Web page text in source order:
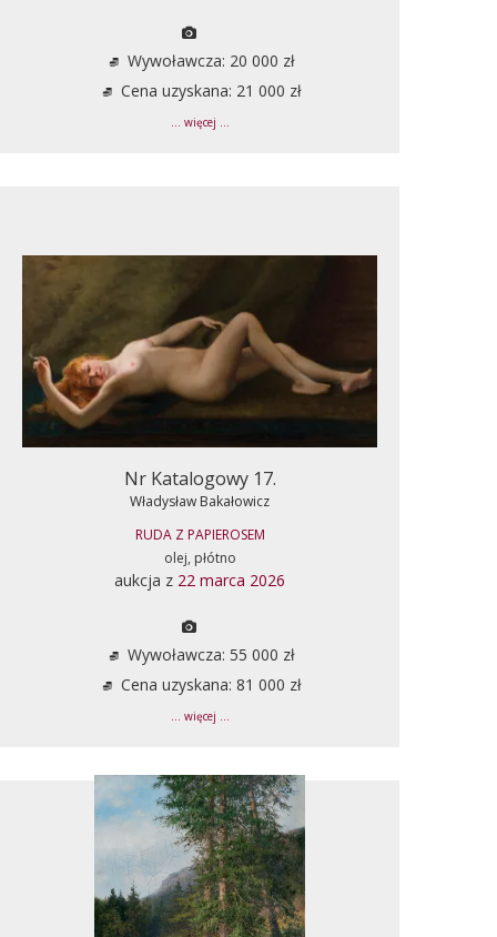
Wywoławcza: 20 000 zł
Cena uzyskana: 21 000 zł
... więcej ...
Nr Katalogowy 17.
Władysław Bakałowicz
RUDA Z PAPIEROSEM
olej, płótno
aukcja z 22 marca 2026
Wywoławcza: 55 000 zł
Cena uzyskana: 81 000 zł
... więcej ...